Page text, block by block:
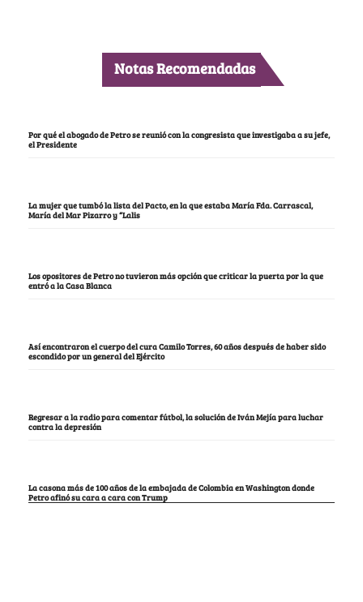
Notas Recomendadas
Por qué el abogado de Petro se reunió con la congresista que investigaba a su jefe,
el Presidente
La mujer que tumbó la lista del Pacto, en la que estaba María Fda. Carrascal,
María del Mar Pizarro y “Lalis
Los opositores de Petro no tuvieron más opción que criticar la puerta por la que
entró a la Casa Blanca
Así encontraron el cuerpo del cura Camilo Torres, 60 años después de haber sido
escondido por un general del Ejército
Regresar a la radio para comentar fútbol, la solución de Iván Mejía para luchar
contra la depresión
La casona más de 100 años de la embajada de Colombia en Washington donde
Petro afinó su cara a cara con Trump